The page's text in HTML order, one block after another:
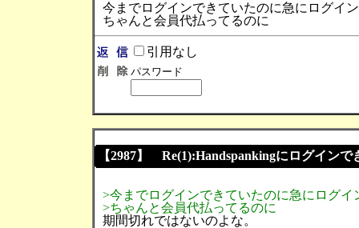
今までログインできていたのに急にログイ
ちゃんと会員代払ってるのに
引用なし
パスワード
【2987】 Re(1):Handspankingにログインで
>今までログインできていたのに急にログイ
>ちゃんと会員代払ってるのに
期間切れではないのよな。